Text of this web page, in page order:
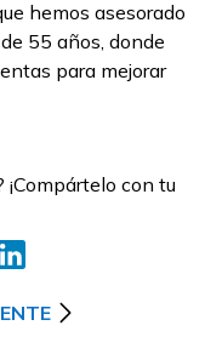
hemos asesorado
55 años, donde
para mejorar
con tu